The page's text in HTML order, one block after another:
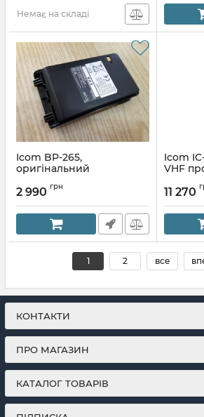
Немає на складі
Icom BP-265,
оригінальний
радіостанції Icom IC-
Артикул:585733908
2 990 грн
Icom
VHF
Артикул:
11 270
1 2 все
КОНТАКТИ
ПРО МАГАЗИН
КАТАЛОГ ТОВАРІВ